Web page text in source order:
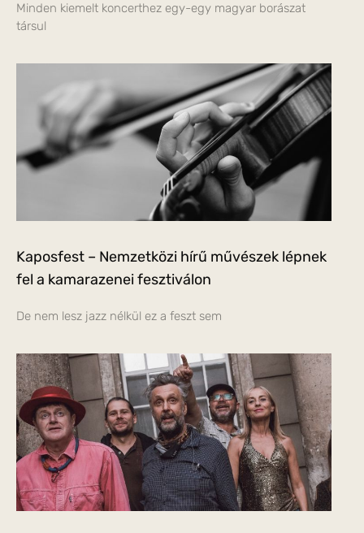
Minden kiemelt koncerthez egy-egy magyar borászat
társul
Kaposfest – Nemzetközi hírű művészek lépnek
fel a kamarazenei fesztiválon
De nem lesz jazz nélkül ez a feszt sem